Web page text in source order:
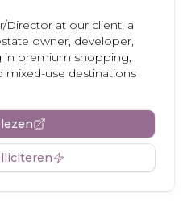
Director at our client, a
owner, developer,
in premium shopping,
mixed-use destinations